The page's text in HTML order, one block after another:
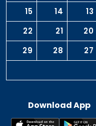
13
14
15
20
21
22
27
28
29
Download App